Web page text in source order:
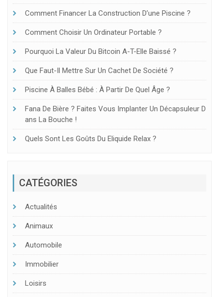
Comment Financer La Construction D’une Piscine ?
Comment Choisir Un Ordinateur Portable ?
Pourquoi La Valeur Du Bitcoin A-T-Elle Baissé ?
Que Faut-Il Mettre Sur Un Cachet De Société ?
Piscine À Balles Bébé : À Partir De Quel Âge ?
Fana De Bière ? Faites Vous Implanter Un Décapsuleur D
Ans La Bouche !
Quels Sont Les Goûts Du Eliquide Relax ?
CATÉGORIES
Actualités
Animaux
Automobile
Immobilier
Loisirs